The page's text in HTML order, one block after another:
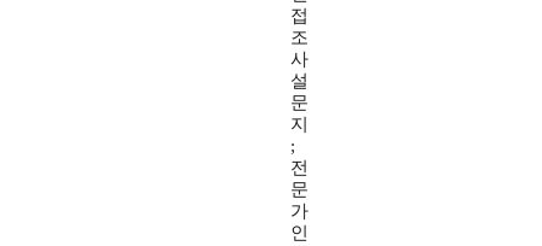
접
조
사
설
문
지
;
전
문
가
인